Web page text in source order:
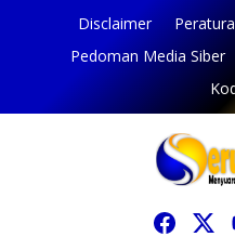
Disclaimer
Pedoman Media Siber